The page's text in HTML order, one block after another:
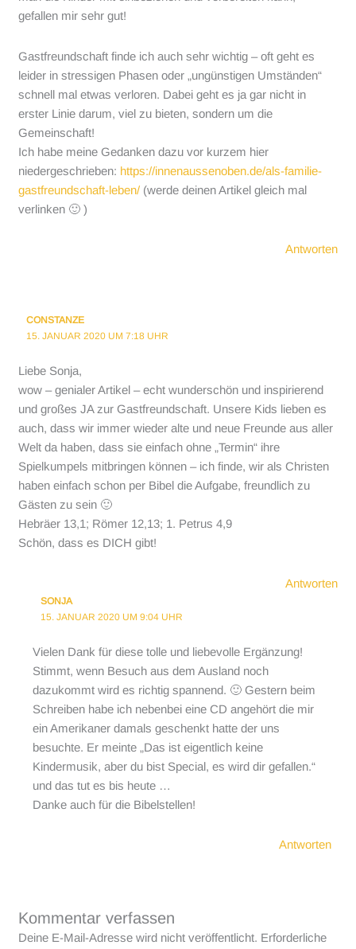
gefallen mir sehr gut!
Gastfreundschaft finde ich auch sehr wichtig – oft geht es
leider in stressigen Phasen oder „ungünstigen Umständen“
schnell mal etwas verloren. Dabei geht es ja gar nicht in
erster Linie darum, viel zu bieten, sondern um die
Gemeinschaft!
Ich habe meine Gedanken dazu vor kurzem hier
niedergeschrieben: https://innenaussenoben.de/als-familie-
gastfreundschaft-leben/ (werde deinen Artikel gleich mal
verlinken 🙂 )
Antworten
CONSTANZE
15. JANUAR 2020 UM 7:18 UHR
Liebe Sonja,
wow – genialer Artikel – echt wunderschön und inspirierend
und großes JA zur Gastfreundschaft. Unsere Kids lieben es
auch, dass wir immer wieder alte und neue Freunde aus aller
Welt da haben, dass sie einfach ohne „Termin“ ihre
Spielkumpels mitbringen können – ich finde, wir als Christen
haben einfach schon per Bibel die Aufgabe, freundlich zu
Gästen zu sein 🙂
Hebräer 13,1; Römer 12,13; 1. Petrus 4,9
Schön, dass es DICH gibt!
Antworten
SONJA
15. JANUAR 2020 UM 9:04 UHR
Vielen Dank für diese tolle und liebevolle Ergänzung!
Stimmt, wenn Besuch aus dem Ausland noch
dazukommt wird es richtig spannend. 🙂 Gestern beim
Schreiben habe ich nebenbei eine CD angehört die mir
ein Amerikaner damals geschenkt hatte der uns
besuchte. Er meinte „Das ist eigentlich keine
Kindermusik, aber du bist Special, es wird dir gefallen.“
und das tut es bis heute …
Danke auch für die Bibelstellen!
Antworten
Kommentar verfassen
Deine E-Mail-Adresse wird nicht veröffentlicht. Erforderliche